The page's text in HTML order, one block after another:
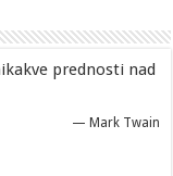
prednosti nad
— Mark Twain